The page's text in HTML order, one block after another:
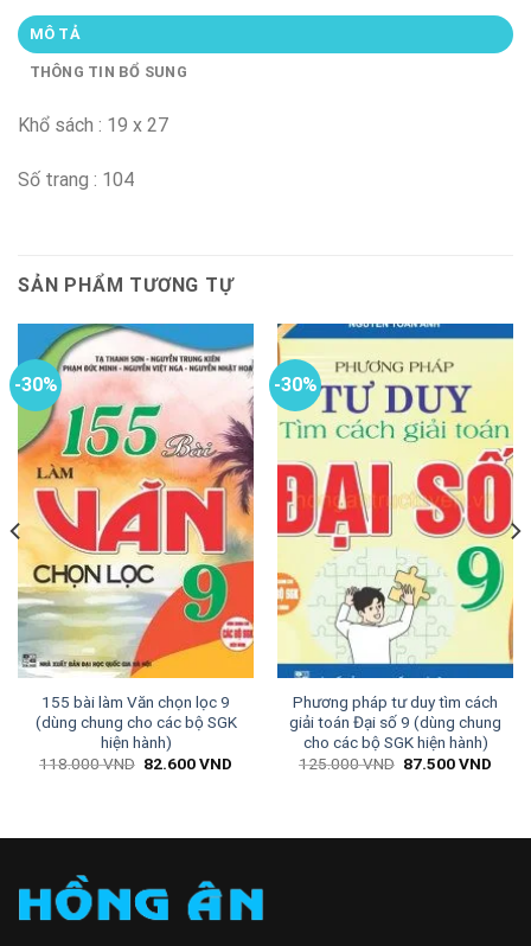
MÔ TẢ
THÔNG TIN BỔ SUNG
Khổ sách : 19 x 27
Số trang : 104
SẢN PHẨM TƯƠNG TỰ
-30%
155 bài làm Văn chọn lọc 9
(dùng chung cho các bộ SGK
hiện hành)
118.000VND Giá
82.600VND
-30%
Phương pháp tư duy tìm cách
giải toán Đại số 9 (dùng chung
cho các bộ SGK hiện hành)
125.000VND Giá
87.500VND